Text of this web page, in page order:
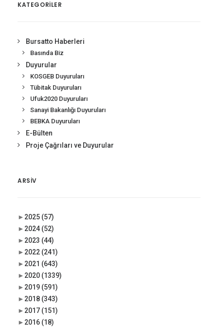
KATEGORİLER
Bursatto Haberleri
Basında Biz
Duyurular
KOSGEB Duyuruları
Tübitak Duyuruları
Ufuk2020 Duyuruları
Sanayi Bakanlığı Duyuruları
BEBKA Duyuruları
E-Bülten
Proje Çağrıları ve Duyurular
ARSIV
► 2025 (57)
► 2024 (52)
► 2023 (44)
► 2022 (241)
► 2021 (643)
► 2020 (1339)
► 2019 (591)
► 2018 (343)
► 2017 (151)
► 2016 (18)